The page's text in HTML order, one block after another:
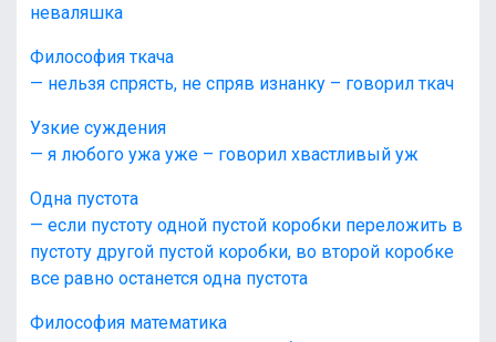
неваляшка
Философия ткача
— нельзя спрясть, не спряв изнанку – говорил ткач
Узкие суждения
— я любого ужа уже – говорил хвастливый уж
Одна пустота
— если пустоту одной пустой коробки переложить в
пустоту другой пустой коробки, во второй коробке
все равно останется одна пустота
Философия математика